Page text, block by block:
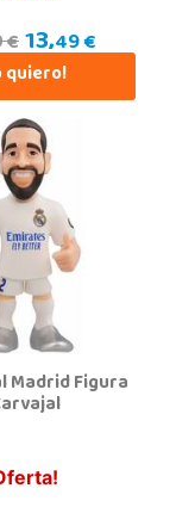
€13,49 €
quiero!
Madrid Figura